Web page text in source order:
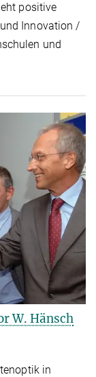
positive
Innovation /
und
W. Hänsch
in